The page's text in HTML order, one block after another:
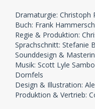
Dramaturgie: Christoph
Buch: Frank
Regie & Produktion:
Sprachschnitt: Stefanie
Sounddesign &
Musik: Scott Lyle
Dornfels
Design & Illustration:
Produktion & Vertrieb: